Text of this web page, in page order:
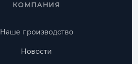
КОМПАНИЯ
Наше производство
Новости